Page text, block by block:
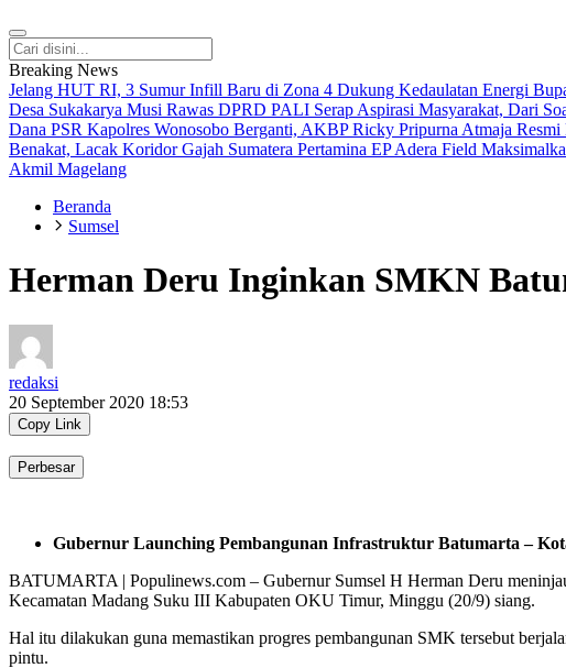
Breaking News
Jelang HUT RI, 3 Sumur Infill Baru di Zona 4 Dukung Kedaulatan Energi
Desa Sukakarya Musi Rawas DPRD PALI Serap Aspirasi Masyarakat, Dari
Dana PSR Kapolres Wonosobo Berganti, AKBP Ricky Pripurna Atmaja Resmi
Benakat, Lacak Koridor Gajah Sumatera Pertamina EP Adera Field
Akmil Magelang
Beranda
Sumsel
Herman Deru Inginkan SMKN
redaksi
20 September 2020 18:53
Copy Link
Perbesar
Gubernur Launching Pembangunan Infrastruktur Batumarta –
BATUMARTA | Populinews.com – Gubernur Sumsel H Herman Deru
Kecamatan Madang Suku III Kabupaten OKU Timur, Minggu (20/9) siang.
Hal itu dilakukan guna memastikan progres pembangunan SMK tersebut
pintu.